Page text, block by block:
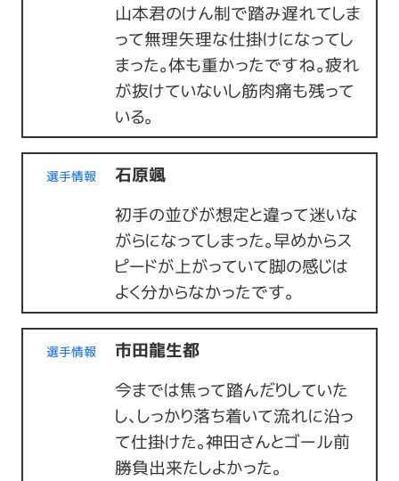
山本君のけん制で踏み遅れてしま
って無理矢理な仕掛けになってし
まった。体も重かったですね。疲れ
が抜けていないし筋肉痛も残って
いる。
選手情報
石原颯
初手の並びが想定と違って迷いな
がらになってしまった。早めからス
ピードが上がっていて脚の感じは
よく分からなかったです。
選手情報
市田龍生都
今までは焦って踏んだりしていた
し、しっかり落ち着いて流れに沿っ
て仕掛けた。神田さんとゴール前
勝負出来たしよかった。